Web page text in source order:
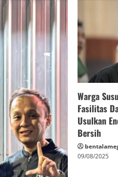
Warga
Fasilitas
Usulkan
Bersih
09/08/2025